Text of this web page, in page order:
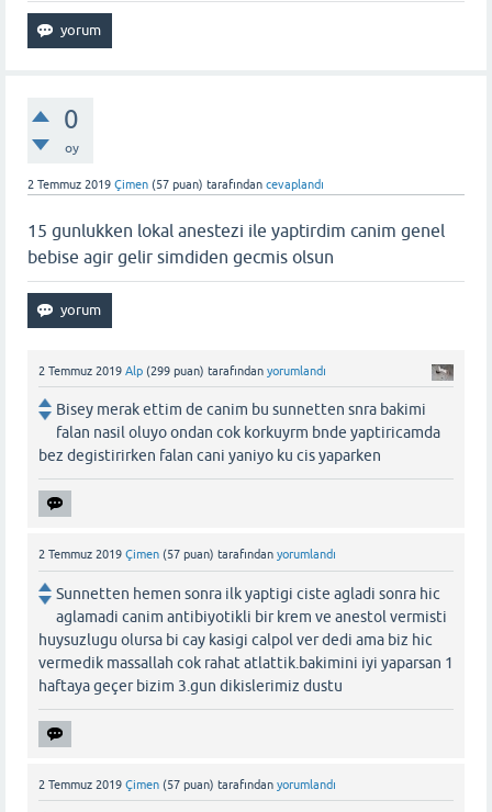
0
oy
2 Temmuz 2019 Çimen (57 puan) tarafından cevaplandı
15 gunlukken lokal anestezi ile yaptirdim canim genel
bebise agir gelir simdiden gecmis olsun
2 Temmuz 2019 Alp (299 puan) tarafından yorumlandı
Bisey merak ettim de canim bu sunnetten snra bakimi
falan nasil oluyo ondan cok korkuyrm bnde yaptiricamda
bez degistirirken falan cani yaniyo ku cis yaparken
2 Temmuz 2019 Çimen (57 puan) tarafından yorumlandı
Sunnetten hemen sonra ilk yaptigi ciste agladi sonra hic
aglamadi canim antibiyotikli bir krem ve anestol vermisti
huysuzlugu olursa bi cay kasigi calpol ver dedi ama biz hic
vermedik massallah cok rahat atlattik.bakimini iyi yaparsan 1
haftaya geçer bizim 3.gun dikislerimiz dustu
2 Temmuz 2019 Çimen (57 puan) tarafından yorumlandı